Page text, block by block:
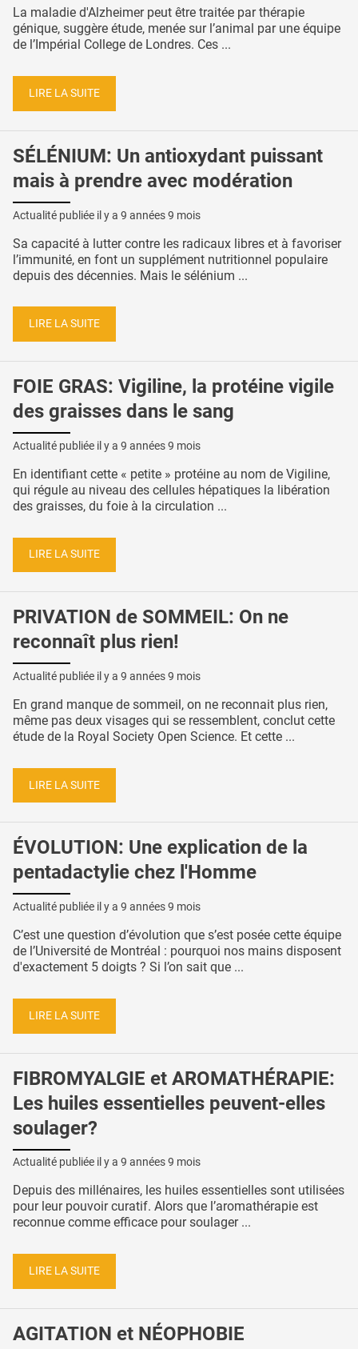
La maladie d'Alzheimer peut être traitée par thérapie
génique, suggère étude, menée sur l’animal par une équipe
de l’Impérial College de Londres. Ces ...
LIRE LA SUITE
SÉLÉNIUM: Un antioxydant puissant
mais à prendre avec modération
Actualité publiée il y a 9 années 9 mois
Sa capacité à lutter contre les radicaux libres et à favoriser
l’immunité, en font un supplément nutritionnel populaire
depuis des décennies. Mais le sélénium ...
LIRE LA SUITE
FOIE GRAS: Vigiline, la protéine vigile
des graisses dans le sang
Actualité publiée il y a 9 années 9 mois
En identifiant cette « petite » protéine au nom de Vigiline,
qui régule au niveau des cellules hépatiques la libération
des graisses, du foie à la circulation ...
LIRE LA SUITE
PRIVATION de SOMMEIL: On ne
reconnaît plus rien!
Actualité publiée il y a 9 années 9 mois
En grand manque de sommeil, on ne reconnait plus rien,
même pas deux visages qui se ressemblent, conclut cette
étude de la Royal Society Open Science. Et cette ...
LIRE LA SUITE
ÉVOLUTION: Une explication de la
pentadactylie chez l'Homme
Actualité publiée il y a 9 années 9 mois
C’est une question d’évolution que s’est posée cette équipe
de l’Université de Montréal : pourquoi nos mains disposent
d'exactement 5 doigts ? Si l’on sait que ...
LIRE LA SUITE
FIBROMYALGIE et AROMATHÉRAPIE:
Les huiles essentielles peuvent-elles
soulager?
Actualité publiée il y a 9 années 9 mois
Depuis des millénaires, les huiles essentielles sont utilisées
pour leur pouvoir curatif. Alors que l’aromathérapie est
reconnue comme efficace pour soulager ...
LIRE LA SUITE
AGITATION et NÉOPHOBIE